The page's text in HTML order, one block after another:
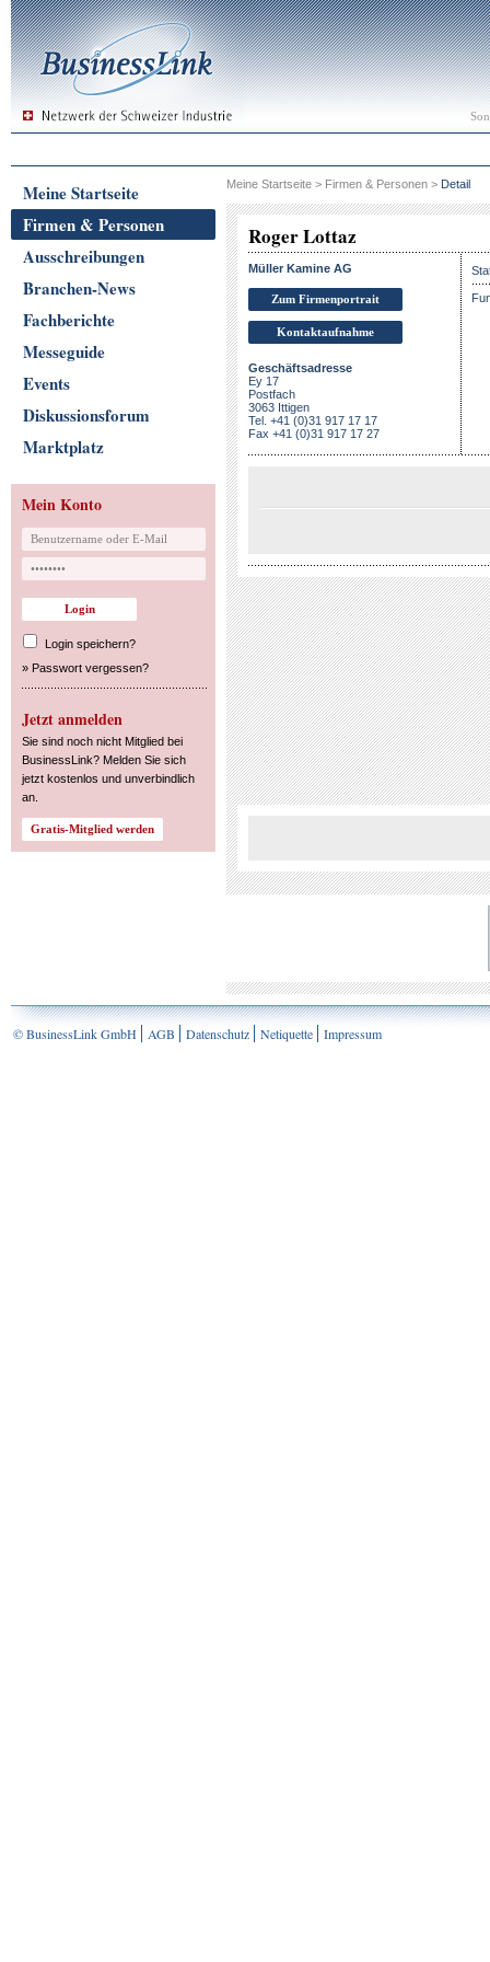
Meine Startseite
Firmen & Personen
Ausschreibungen
Branchen-News
Fachberichte
Messeguide
Events
Diskussionsforum
Marktplatz
Mein Konto
Login speichern?
» Passwort vergessen?
Jetzt anmelden
Sie sind noch nicht Mitglied bei
BusinessLink? Melden Sie sich
jetzt kostenlos und unverbindlich
an.
Meine Startseite > Firmen & Personen > Detail
Roger Lottaz
Müller Kamine AG
Zum Firmenportrait
Kontaktaufnahme
Geschäftsadresse
Ey 17
Postfach
3063 Ittigen
Tel. +41 (0)31 917 17 17
Fax +41 (0)31 917 17 27
© BusinessLink GmbH AGB Datenschutz Netiquette Impressum